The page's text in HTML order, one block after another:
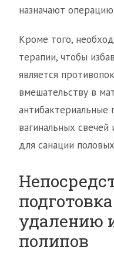
назначают операцию.
Кроме того,
терапии, чтобы
является
вмешательству в
антибактериальные
вагинальных свечей
для санации
удалению
полипов